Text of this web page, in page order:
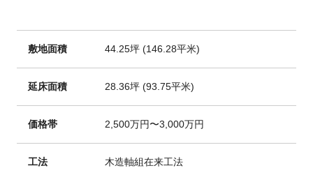
敷地面積 44.25坪 (146.28平米)
延床面積 28.36坪 (93.75平米)
価格帯 2,500万円〜3,000万円
工法 木造軸組在来工法